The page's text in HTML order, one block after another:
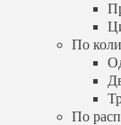
По
По
По
По